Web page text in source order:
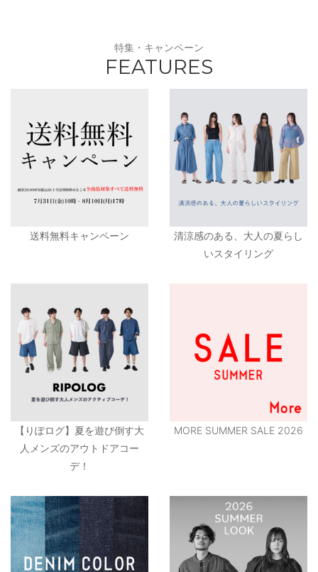
特集・キャンペーン
FEATURES
送料無料キャンペーン
清涼感のある、大人の夏らし
いスタイリング
【りぽログ】夏を遊び倒す大
人メンズのアウトドアコー
デ！
MORE SUMMER SALE 2026